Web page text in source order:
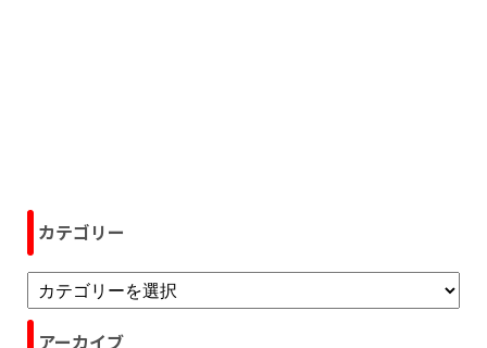
カテゴリー
アーカイブ